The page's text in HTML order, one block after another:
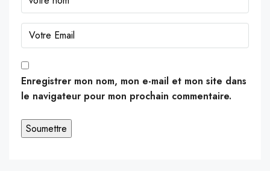
Enregistrer mon nom, mon e-mail et mon site dans
le navigateur pour mon prochain commentaire.